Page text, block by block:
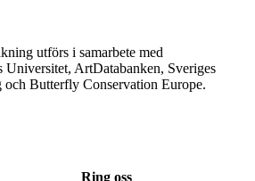
utförs i samarbete med
Universitet, ArtDatabanken, Sveriges
Butterfly Conservation Europe.
Ring oss